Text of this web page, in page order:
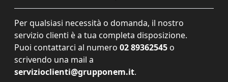
Per qualsiasi necessità o domanda, il nostro
servizio clienti è a tua completa disposizione.
Puoi contattarci al numero 02 89362545 o
scrivendo una mail a
servizioclienti@grupponem.it.